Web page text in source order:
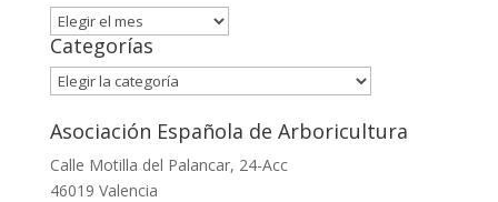
Archivo
Categorías
Categorías
Asociación Española de Arboricultura
Calle Motilla del Palancar, 24-Acc
46019 Valencia